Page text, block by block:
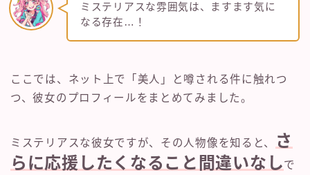
ミステリアスな雰囲気は、ますます気に
なる存在…！
ここでは、ネット上で「美人」と噂される件に触れつ
つ、彼女のプロフィールをまとめてみました。
ミステリアスな彼女ですが、その人物像を知ると、
さ
らに応援したくなること間違いなしで